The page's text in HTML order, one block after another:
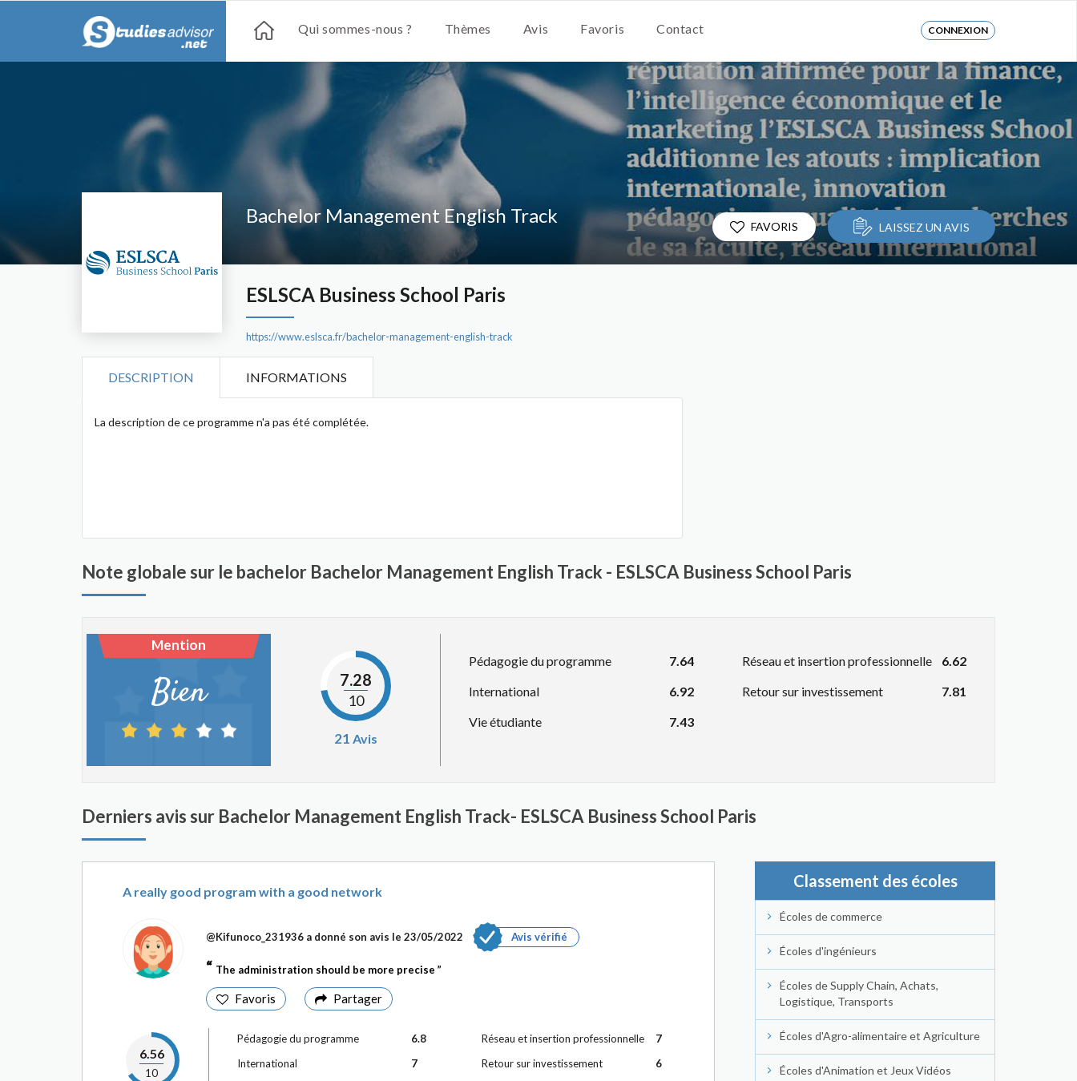
Qui sommes-nous ? Thèmes Avis Favoris Contact CONNEXION
Bachelor Management English Track
ESLSCA Business School Paris
https://www.eslsca.fr/bachelor-management-english-track
FAVORIS LAISSEZ UN AVIS
DESCRIPTION INFORMATIONS
La description de ce programme n'a pas été complétée.
Note globale sur le bachelor Bachelor Management English Track - ESLSCA Business School Paris
Mention
Bien 7.28
10
21 Avis
Pédagogie du programme
7.64
International
6.92
Vie étudiante
7.43
Réseau et insertion professionnelle
6.62
Retour sur investissement
7.81
Derniers avis sur Bachelor Management English Track- ESLSCA Business School Paris
A really good program with a good network
@Kifunoco_231936 a donné son avis le 23/05/2022 Avis vérifié
The administration should be more precise
Favoris Partager
6.56
10
Pédagogie du programme
6.8
International
7
Réseau et insertion professionnelle
7
Retour sur investissement
6
Classement des écoles
Écoles de commerce
Écoles d'ingénieurs
Écoles de Supply Chain, Achats,
Logistique, Transports
Écoles d'Agro-alimentaire et Agriculture
Écoles d'Animation et Jeux Vidéos